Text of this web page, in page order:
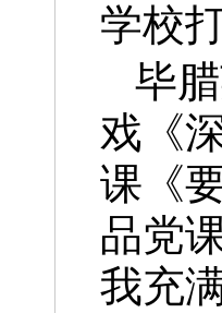
学校
毕
戏《
课《
品党
我充